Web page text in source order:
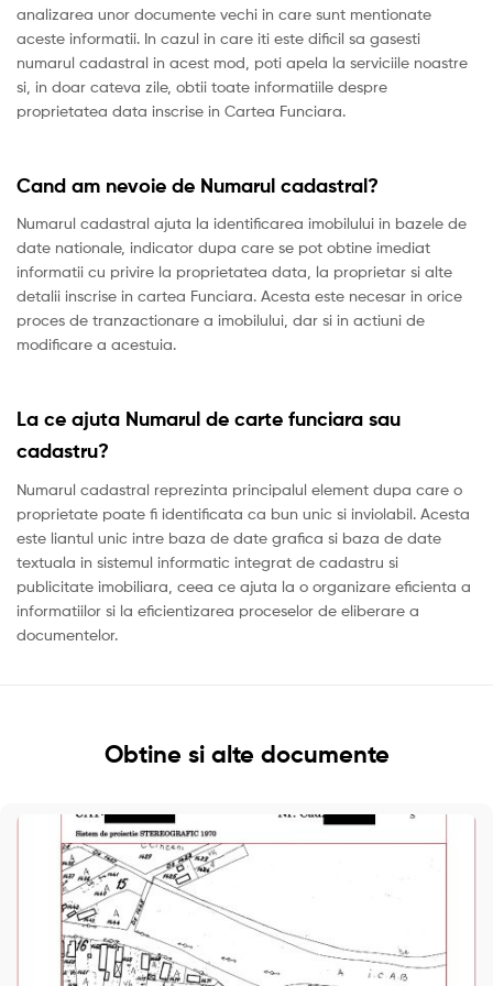
analizarea unor documente vechi in care sunt mentionate
aceste informatii. In cazul in care iti este dificil sa gasesti
numarul cadastral in acest mod, poti apela la serviciile noastre
si, in doar cateva zile, obtii toate informatiile despre
proprietatea data inscrise in Cartea Funciara.
Cand am nevoie de Numarul cadastral?
Numarul cadastral ajuta la identificarea imobilului in bazele de
date nationale, indicator dupa care se pot obtine imediat
informatii cu privire la proprietatea data, la proprietar si alte
detalii inscrise in cartea Funciara. Acesta este necesar in orice
proces de tranzactionare a imobilului, dar si in actiuni de
modificare a acestuia.
La ce ajuta Numarul de carte funciara sau
cadastru?
Numarul cadastral reprezinta principalul element dupa care o
proprietate poate fi identificata ca bun unic si inviolabil. Acesta
este liantul unic intre baza de date grafica si baza de date
textuala in sistemul informatic integrat de cadastru si
publicitate imobiliara, ceea ce ajuta la o organizare eficienta a
informatiilor si la eficientizarea proceselor de eliberare a
documentelor.
Obtine si alte documente